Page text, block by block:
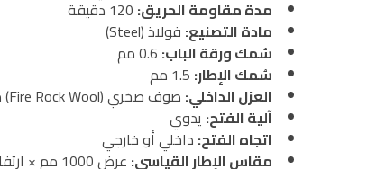
مدة مقاومة الحريق:
مادة التصنيع: فولاذ (Steel)
سُمك ورقة الباب:
سُمك الإطار:
العزل الداخلي: صوف صخري (Fire Rock Wool) مقاوم للحريق لمدة ساعتين
آلية الفتح: يدوي
اتجاه الفتح: داخلي أو خارجي
مقاس الإطار القياسي: عرض 1000 مم × ارتفاع 2100 مم